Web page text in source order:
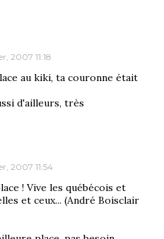
2007 11:18
au kiki, ta couronne était
d'ailleurs, très
2007 11:54
! Vive les québécois et
et ceux... (André Boisclair